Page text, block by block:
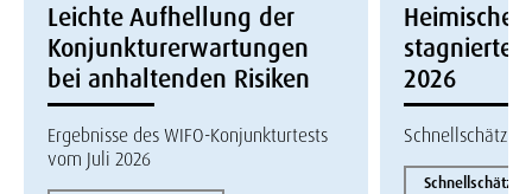
Leichte Aufhellung der
Konjunkturerwartungen
bei anhaltenden Risiken
Ergebnisse des WIFO-Konjunkturtests
vom Juli 2026
Heimische
stagnierte
2026